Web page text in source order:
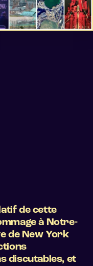
de cette
à Notre-
de New York
discutables, et